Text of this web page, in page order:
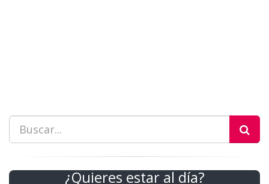
¿Quieres estar al día?